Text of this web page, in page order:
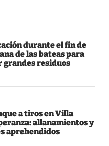
durante el fin de
de las bateas para
grandes residuos
a tiros en Villa
allanamientos y
aprehendidos